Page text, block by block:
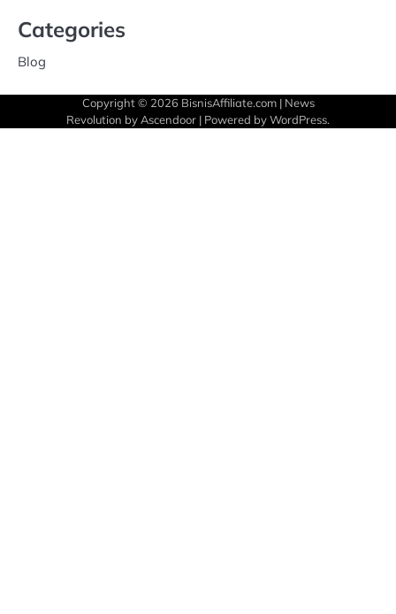
Categories
Blog
Copyright © 2026 BisnisAffiliate.com| News
Revolution by Ascendoor | Powered byWordPress.